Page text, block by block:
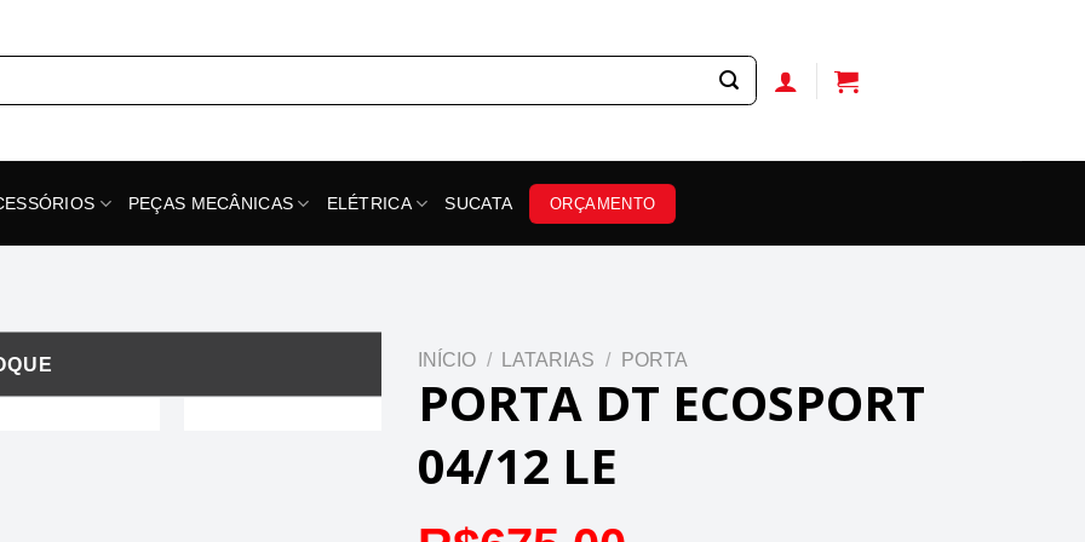
PEÇAS MECÂNICAS ELÉTRICA SUCATA ORÇAMENTO
INÍCIO / LATARIAS / PORTA
PORTA DT ECOSPORT
04/12 LE